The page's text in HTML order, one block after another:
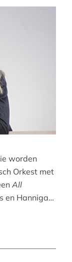
worden
Orkest met
All
en Hannigan